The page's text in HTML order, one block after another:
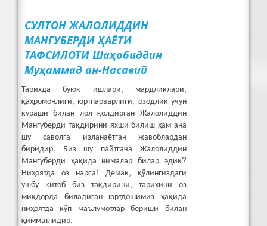
СУЛТОН ЖАЛОЛИДДИН
МАНГУБЕРДИ ҲАЁТИ
ТАФСИЛОТИ Шаҳобиддин
Муҳаммад ан-Насавий
Тарихда буюк ишлари, мардликлари,
қаҳромонлиги, юртпарварлиги, озодлик учун
кураши билан лол қолдирган Жалолиддин
Мангуберди тақдирини яхши билиш ҳам ана
шу саволга изланаётган жавоблардан
биридир. Биз шу пайтгача Жалолиддин
Мангуберди ҳақида нималар билар эдик?
Ниҳоятда оз нарса! Демак, қўлингиздаги
ушбу китоб биз тақдирини, тарихини оз
миқдорда биладиган юртдошимиз ҳақида
ниҳоятда кўп маълумотлар бериши билан
қимматлидир.